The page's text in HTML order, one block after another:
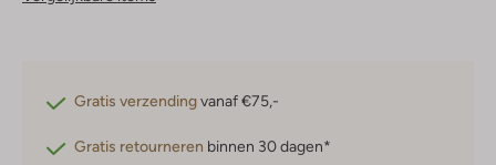
Gratis verzendingvanaf €75,-
Gratis retourneren binnen 30 dagen*